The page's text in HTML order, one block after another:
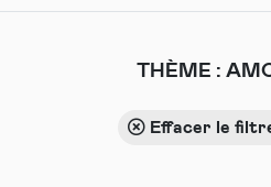
THÈME :
Effacer le